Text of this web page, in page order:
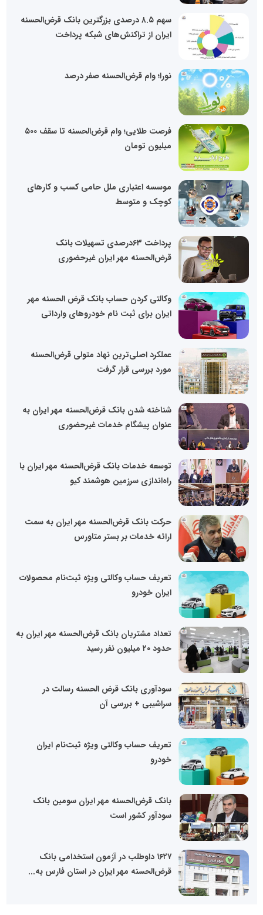
سهم ۸.۵ درصدی بزرگترین بانک قرض‌الحسنه
ایران از تراکنش‌های شبکه پرداخت
نورا؛ وام قرض‌الحسنه صفر درصد
فرصت طلایی؛ وام قرض‌الحسنه تا سقف ۵۰۰
میلیون تومان
موسسه اعتباری ملل حامی کسب و کارهای
کوچک و متوسط
پرداخت ۶۳درصدی تسهیلات بانک
قرض‌الحسنه مهر ایران غیرحضوری
وکالتی کردن حساب بانک قرض الحسنه مهر
ایران برای ثبت نام خودروهای وارداتی
عملکرد اصلی‌ترین نهاد متولی قرض‌الحسنه
مورد بررسی قرار گرفت
شناخته شدن بانک قرض‌الحسنه مهر ایران به
عنوان پیشگام خدمات غیرحضوری
توسعه خدمات بانک قرض‌الحسنه مهر ایران با
راه‌اندازی سرزمین هوشمند کیو
حرکت بانک قرض‌الحسنه مهر ایران به سمت
ارائه خدمات بر بستر متاورس
تعریف حساب وکالتی ویژه ثبت‌نام محصولات
ایران خودرو
تعداد مشتریان بانک قرض‌الحسنه مهر ایران به
حدود ۲۰ میلیون نفر رسید
سودآوری بانک قرض الحسنه رسالت در
سراشیبی + بررسی آن
تعریف حساب وکالتی ویژه ثبت‌نام ایران
خودرو
بانک قرض‌الحسنه مهر ایران سومین بانک
سودآور کشور است
۱۶۲۷ داوطلب در آزمون استخدامی بانک
قرض‌الحسنه مهر ایران در استان فارس به...